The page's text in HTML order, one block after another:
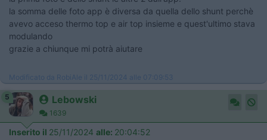
la somma delle foto app è diversa da quella dello shunt perchè
avevo acceso thermo top e air top insieme e quest'ultimo stava
modulando
grazie a chiunque mi potrà aiutare
Modificato da RobiAle il 25/11/2024 alle 07:09:53
5 Lebowski
1639
Inserito il 25/11/2024 alle: 20:04:52